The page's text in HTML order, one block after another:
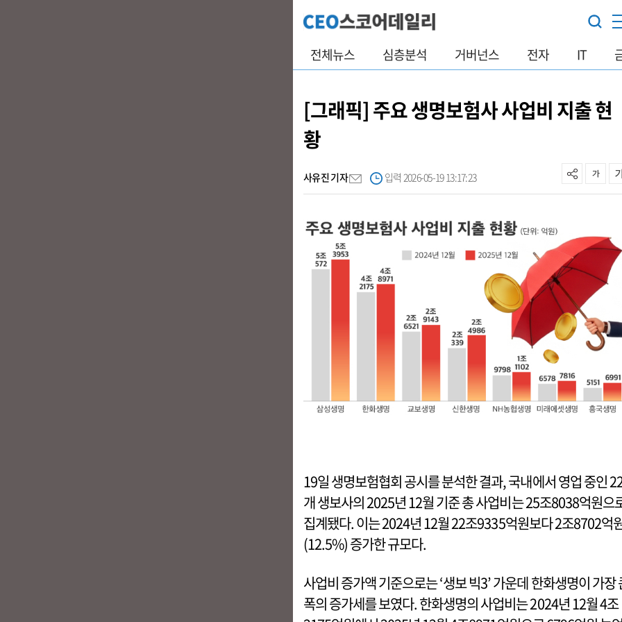
전체뉴스 심층분석 거버넌스 전자 IT
[그래픽] 주요 생명보험사 사업비 지출 현
황
사유진 기자 입력 2026-05-19 13:17:23
19일 생명보험협회 공시를 분석한 결과, 국내에서 영업 중인
개 생보사의 2025년 12월 기준 총 사업비는 25조8038억원으
집계됐다. 이는 2024년 12월 22조9335억원보다 2조8702억
(12.5%) 증가한 규모다.
사업비 증가액 기준으로는 ‘생보 빅3’ 가운데 한화생명이 가장
폭의 증가세를 보였다. 한화생명의 사업비는 2024년 12월 4조